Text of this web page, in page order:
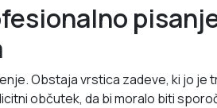
Obstaja vrstica zadeve, ki jo je
občutek, da bi moralo biti